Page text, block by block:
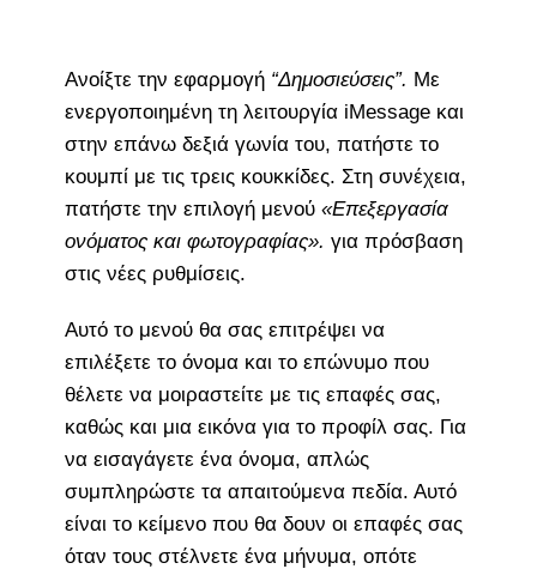
Ανοίξτε την εφαρμογή “Δημοσιεύσεις”. Με
ενεργοποιημένη τη λειτουργία iMessage και
στην επάνω δεξιά γωνία του, πατήστε το
κουμπί με τις τρεις κουκκίδες. Στη συνέχεια,
πατήστε την επιλογή μενού «Επεξεργασία
ονόματος και φωτογραφίας». για πρόσβαση
στις νέες ρυθμίσεις.
Αυτό το μενού θα σας επιτρέψει να
επιλέξετε το όνομα και το επώνυμο που
θέλετε να μοιραστείτε με τις επαφές σας,
καθώς και μια εικόνα για το προφίλ σας. Για
να εισαγάγετε ένα όνομα, απλώς
συμπληρώστε τα απαιτούμενα πεδία. Αυτό
είναι το κείμενο που θα δουν οι επαφές σας
όταν τους στέλνετε ένα μήνυμα, οπότε